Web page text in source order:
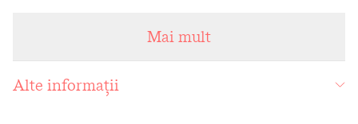
Mai mult
Alte informații